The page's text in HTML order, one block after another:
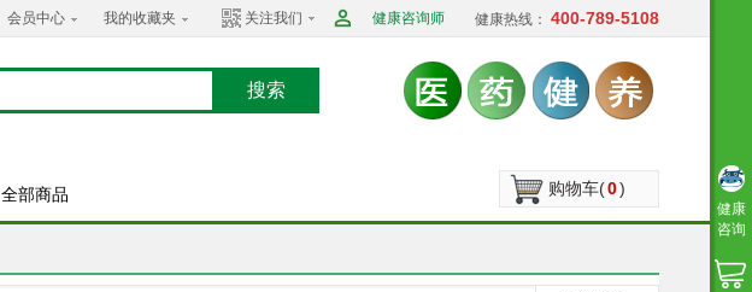
会员中心 我的收藏夹 关注我们 健康咨询师 健康热线： 400-789-5108
搜索
购物车(0)
全部商品
健康
咨询